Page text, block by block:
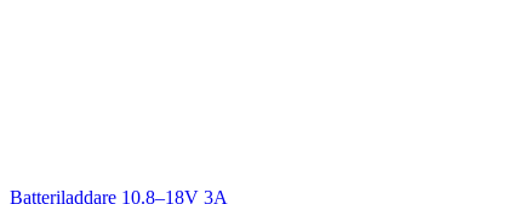
Batteriladdare 10.8–18V 3A